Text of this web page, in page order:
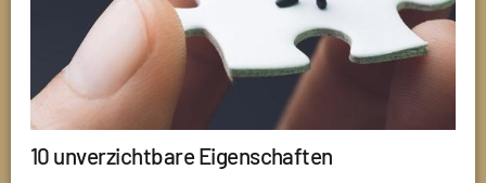
10 unverzichtbare Eigenschaften